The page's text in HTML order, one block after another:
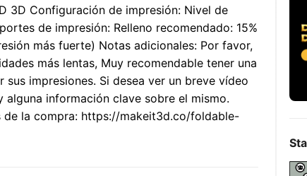
3D Configuración de impresión: Nivel de
de impresión: Relleno recomendado: 15%
más fuerte) Notas adicionales: Por favor,
más lentas, Muy recomendable tener una
impresiones. Si desea ver un breve vídeo
información clave sobre el mismo.
de la compra: https://makeit3d.co/foldable-